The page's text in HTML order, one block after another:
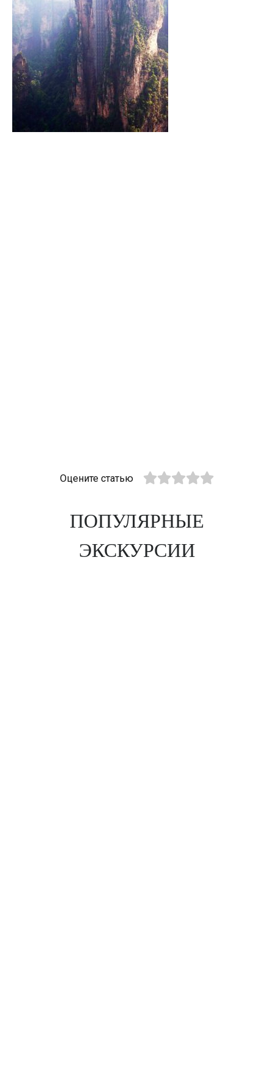
Оцените статью
ПОПУЛЯРНЫЕ
ЭКСКУРСИИ